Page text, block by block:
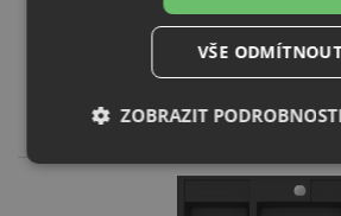
Schock KALLIO M-175
KOUPIT
29 870Kč
VŠE
ZOBRAZIT
Nezbytně
Výkonové
soubory